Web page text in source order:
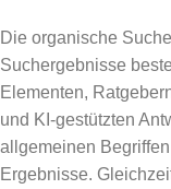
Die organische
Suchergebnisse
Elementen,
und KI-gestützten
allgemeinen
Ergebnisse.